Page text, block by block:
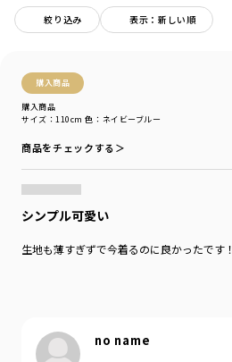
絞り込み 表示：新しい順
購入商品
購入商品
サイズ：110cm 色：ネイビーブルー
商品をチェックする＞
シンプル可愛い
生地も薄すぎずで今着るのに良かったです！
no name
性別タイプ
／BOY
商品番号
／11-4105-379